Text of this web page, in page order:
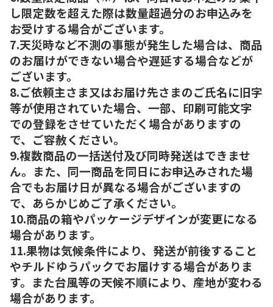
し限定数を超えた際は数量超過分のお申込みを
お受けする場合がございます。
7.天災時など不測の事態が発生した場合は、商品
のお届けができない場合や遅延する場合などが
ございます。
8.ご依頼主さま又はお届け先さまのご氏名に旧字
等が使用されていた場合、一部、印刷可能文字
での登録をさせていただく場合がありますの
で、ご容赦ください。
9.複数商品の一括送付及び同時発送はできませ
ん。また、同一商品を同日にお申込みされた場
合でもお届け日が異なる場合がございますの
で、あらかじめご了承ください。
10.商品の箱やパッケージデザインが変更になる
場合があります。
11.果物は気候条件により、発送が前後すること
やチルドゆうパックでお届けする場合がありま
す。また台風等の天候不順により、産地が変わる
場合があります。